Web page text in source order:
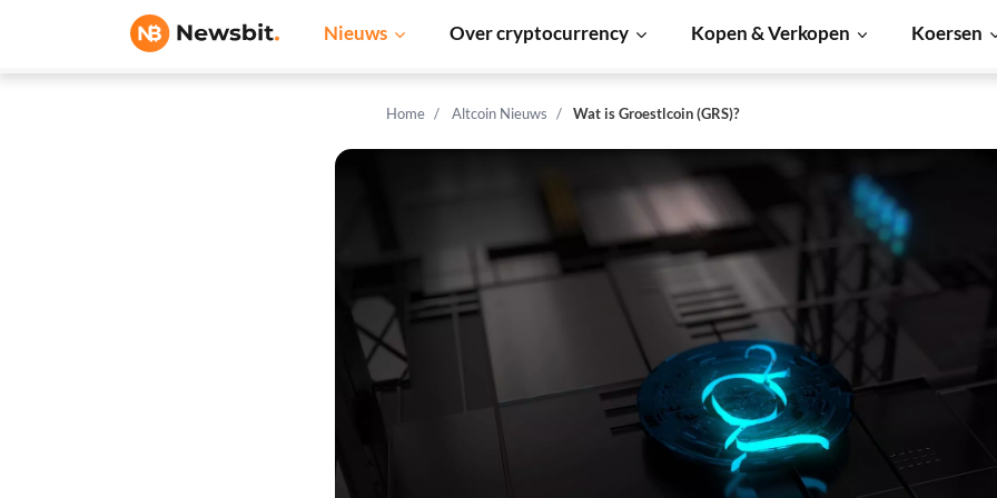
Nieuws Over cryptocurrency Kopen & Verkopen Koersen
Home Altcoin Nieuws Wat is Groestlcoin (GRS)?